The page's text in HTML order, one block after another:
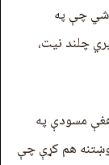
شي چې په
چلند نیت،
مسودې په
هم کړې چې